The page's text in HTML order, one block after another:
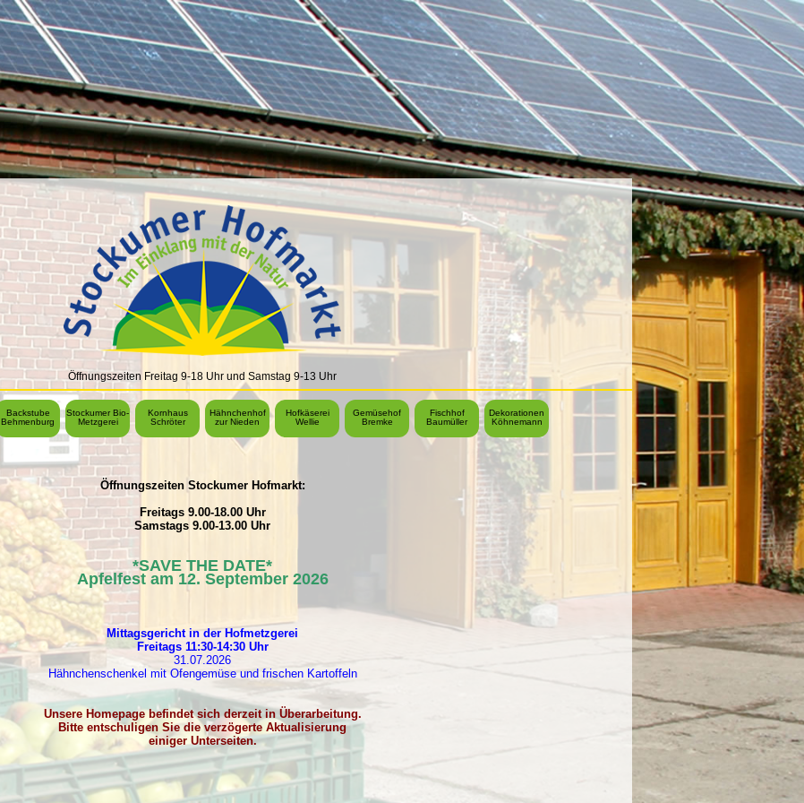
Öffnungszeiten Freitag 9-18 Uhr und Samstag 9-13 Uhr
Backstube
Behmenburg
Stockumer Bio-
Metzgerei
Kornhaus
Schröter
Hähnchenhof
zur Nieden
Hofkäserei
Wellie
Gemüsehof
Bremke
Fischhof
Baumüller
Dekorationen
Köhnemann
Öffnungszeiten Stockumer Hofmarkt:
Freitags 9.00-18.00 Uhr
Samstags 9.00-13.00 Uhr
*SAVE THE DATE*
Apfelfest am 12. September 2026
Mittagsgericht in der Hofmetzgerei
Freitags 11:30-14:30 Uhr
31.07.2026
Hähnchenschenkel mit Ofengemüse und frischen Kartoffeln
Unsere Homepage befindet sich derzeit in Überarbeitung.
Bitte entschuligen Sie die verzögerte Aktualisierung
einiger Unterseiten.